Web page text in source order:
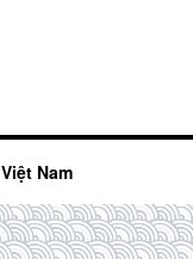
Nam